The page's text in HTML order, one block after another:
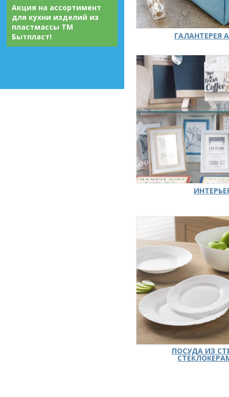
Акция на ассортимент
для кухни изделий из
пластмассы ТМ
Бытпласт!
ГАЛАНТЕРЕЯ
ПОСУДА ИЗ